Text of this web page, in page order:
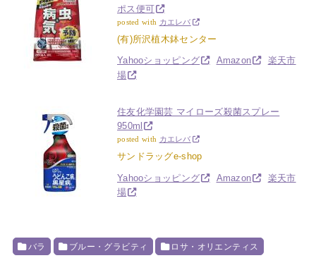
ポス便可
posted with カエレバ
(有)所沢植木鉢センター
Yahooショッピング Amazon
楽天市
場
住友化学園芸 マイローズ殺菌スプレー
950ml
posted with カエレバ
サンドラッグe-shop
Yahooショッピング Amazon
楽天市
場
バラ ブルー・グラビティ ロサ・オリエンティス